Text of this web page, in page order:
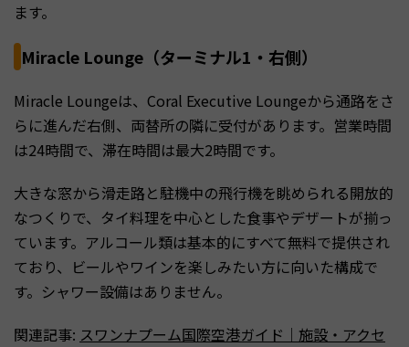
ます。
Miracle Lounge（ターミナル1・右側）
Miracle Loungeは、Coral Executive Loungeから通路をさ
らに進んだ右側、両替所の隣に受付があります。営業時間
は24時間で、滞在時間は最大2時間です。
大きな窓から滑走路と駐機中の飛行機を眺められる開放的
なつくりで、タイ料理を中心とした食事やデザートが揃っ
ています。アルコール類は基本的にすべて無料で提供され
ており、ビールやワインを楽しみたい方に向いた構成で
す。シャワー設備はありません。
関連記事: スワンナプーム国際空港ガイド｜施設・アクセ